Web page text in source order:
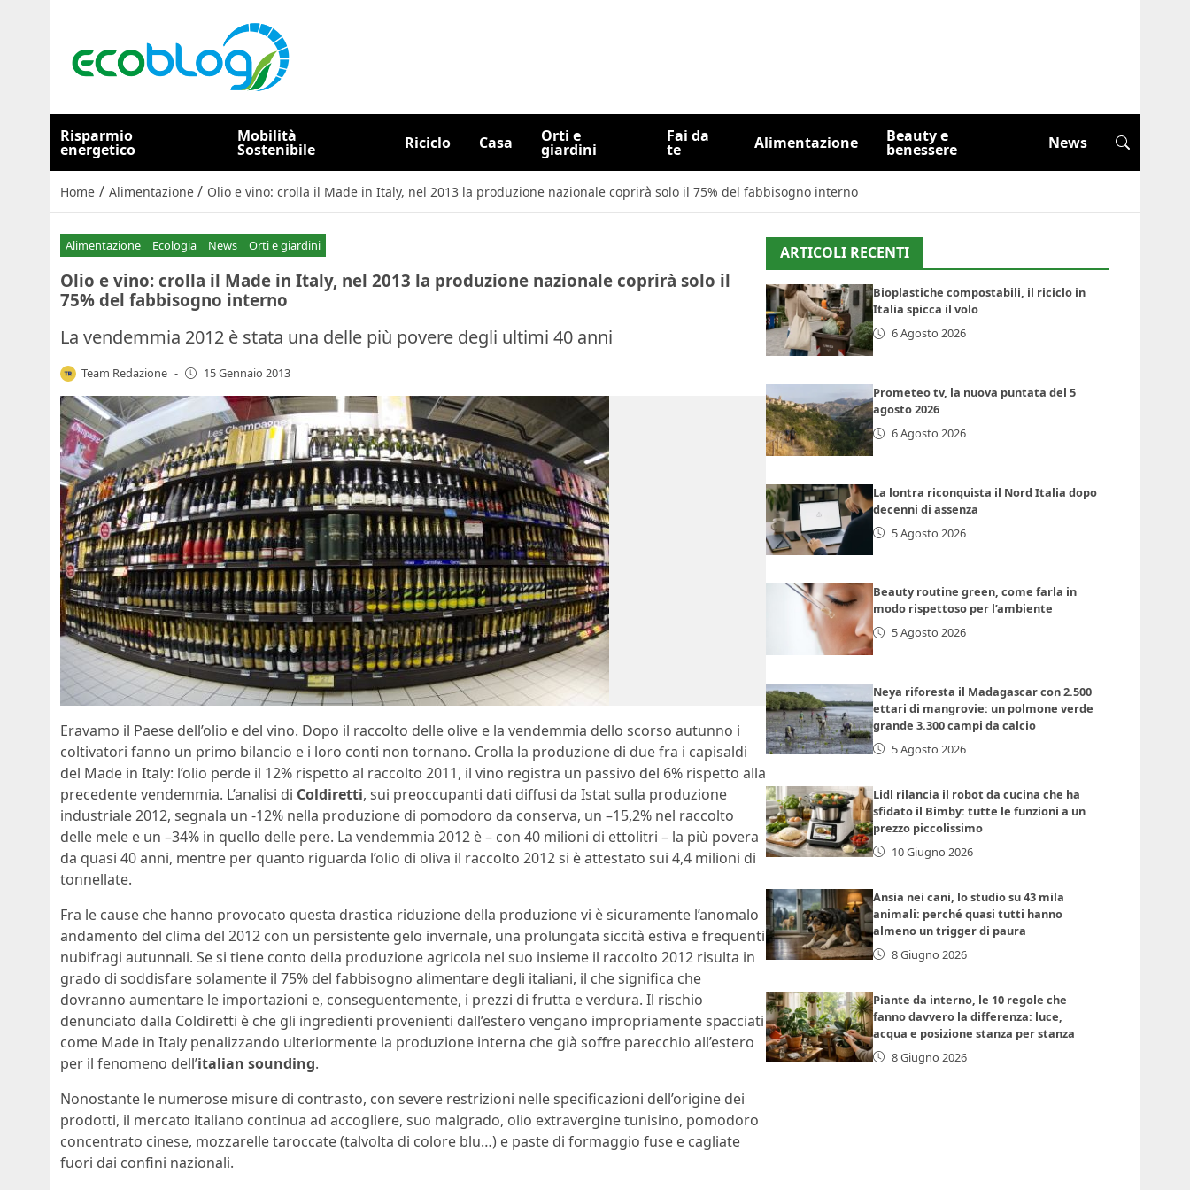
Risparmio
energetico
Mobilità
Sostenibile Riciclo Casa Orti e
giardini
Fai da
te Alimentazione Beauty e
benessere News
Home / Alimentazione / Olio e vino: crolla il Made in Italy, nel 2013 la produzione nazionale coprirà solo il 75% del fabbisogno interno
Alimentazione Ecologia News Orti e giardini
Olio e vino: crolla il Made in Italy, nel 2013 la produzione nazionale coprirà solo il
75% del fabbisogno interno
La vendemmia 2012 è stata una delle più povere degli ultimi 40 anni
Team Redazione - 15 Gennaio 2013
Eravamo il Paese dell’olio e del vino. Dopo il raccolto delle olive e la vendemmia dello scorso autunno i
coltivatori fanno un primo bilancio e i loro conti non tornano. Crolla la produzione di due fra i capisaldi
del Made in Italy: l’olio perde il 12% rispetto al raccolto 2011, il vino registra un passivo del 6% rispetto alla
precedente vendemmia. L’analisi di Coldiretti, sui preoccupanti dati diffusi da Istat sulla produzione
industriale 2012, segnala un -12% nella produzione di pomodoro da conserva, un –15,2% nel raccolto
delle mele e un –34% in quello delle pere. La vendemmia 2012 è – con 40 milioni di ettolitri – la più povera
da quasi 40 anni, mentre per quanto riguarda l’olio di oliva il raccolto 2012 si è attestato sui 4,4 milioni di
tonnellate.
Fra le cause che hanno provocato questa drastica riduzione della produzione vi è sicuramente l’anomalo
andamento del clima del 2012 con un persistente gelo invernale, una prolungata siccità estiva e frequenti
nubifragi autunnali. Se si tiene conto della produzione agricola nel suo insieme il raccolto 2012 risulta in
grado di soddisfare solamente il 75% del fabbisogno alimentare degli italiani, il che significa che
dovranno aumentare le importazioni e, conseguentemente, i prezzi di frutta e verdura. Il rischio
denunciato dalla Coldiretti è che gli ingredienti provenienti dall’estero vengano impropriamente spacciati
come Made in Italy penalizzando ulteriormente la produzione interna che già soffre parecchio all’estero
per il fenomeno dell’italian sounding.
Nonostante le numerose misure di contrasto, con severe restrizioni nelle specificazioni dell’origine dei
prodotti, il mercato italiano continua ad accogliere, suo malgrado, olio extravergine tunisino, pomodoro
concentrato cinese, mozzarelle taroccate (talvolta di colore blu…) e paste di formaggio fuse e cagliate
fuori dai confini nazionali.
ARTICOLI RECENTI
Bioplastiche compostabili, il riciclo in
Italia spicca il volo
6 Agosto 2026
Prometeo tv, la nuova puntata del 5
agosto 2026
6 Agosto 2026
La lontra riconquista il Nord Italia dopo
decenni di assenza
5 Agosto 2026
Beauty routine green, come farla in
modo rispettoso per l’ambiente
5 Agosto 2026
Neya riforesta il Madagascar con 2.500
ettari di mangrovie: un polmone verde
grande 3.300 campi da calcio
5 Agosto 2026
Lidl rilancia il robot da cucina che ha
sfidato il Bimby: tutte le funzioni a un
prezzo piccolissimo
10 Giugno 2026
Ansia nei cani, lo studio su 43 mila
animali: perché quasi tutti hanno
almeno un trigger di paura
8 Giugno 2026
Piante da interno, le 10 regole che
fanno davvero la differenza: luce,
acqua e posizione stanza per stanza
8 Giugno 2026